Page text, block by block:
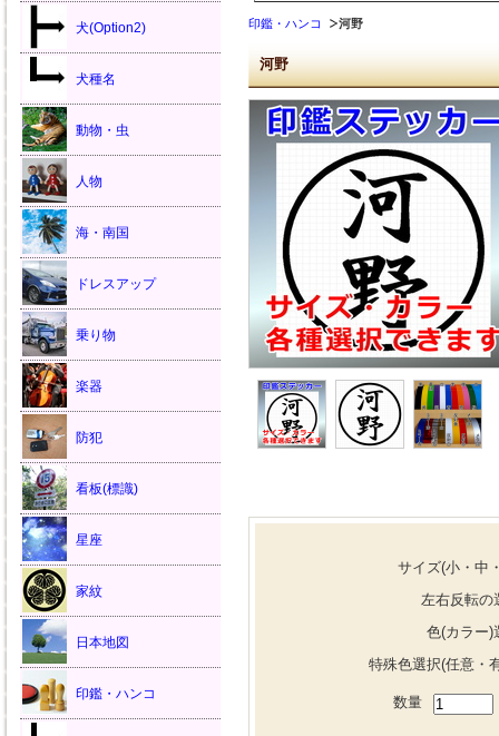
印鑑・ハンコ 河野
河野
サイズ(小・中
左右反転の
色(カラー)
特殊色選択(任意・
数量
犬(Option2)
犬種名
動物・虫
人物
海・南国
ドレスアップ
乗り物
楽器
防犯
看板(標識)
星座
家紋
日本地図
印鑑・ハンコ